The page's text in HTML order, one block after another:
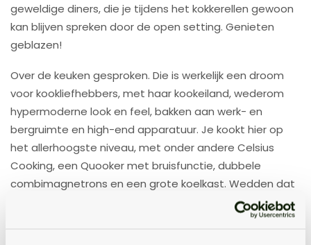
geweldige diners, die je tijdens het kokkerellen gewoon
kan blijven spreken door de open setting. Genieten
geblazen!
Over de keuken gesproken. Die is werkelijk een droom
voor kookliefhebbers, met haar kookeiland, wederom
hypermoderne look en feel, bakken aan werk- en
bergruimte en high-end apparatuur. Je kookt hier op
het allerhoogste niveau, met onder andere Celsius
Cooking, een Quooker met bruisfunctie, dubbele
combimagnetrons en een grote koelkast. Wedden dat
dit een van jouw favoriete plekken in huis wordt?